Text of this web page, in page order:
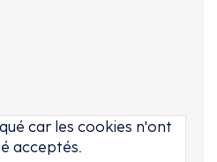
car les cookies n'ont
acceptés.